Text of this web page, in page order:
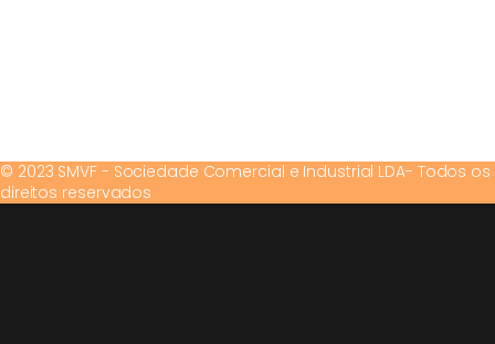
© 2023 SMVF - Sociedade Comercial e Industrial LDA- Todos os
direitos reservados